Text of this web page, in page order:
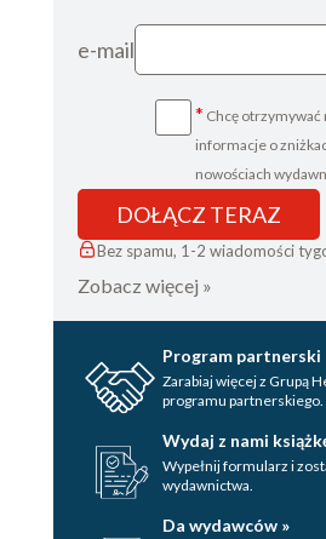
e-mail
* Chcę otrzymywać
informacje o
nowościach
DOŁĄCZ TERAZ
Bez spamu, 1-2 wiadomości
Zobacz więcej »
Program partnerski
Zarabiaj więcej z Grupą
programu partnerskiego.
Wydaj z nami
Wypełnij formularz i
wydawnictwa.
Da wydawców »